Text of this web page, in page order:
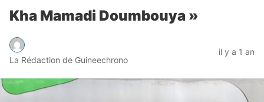
Kha Mamadi Doumbouya »
La Rédaction de Guineechrono
il y a 1 an